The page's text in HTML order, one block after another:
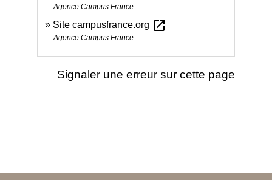
Agence Campus France
Site campusfrance.org open_in_new
Agence Campus France
Signaler une erreur sur cette page